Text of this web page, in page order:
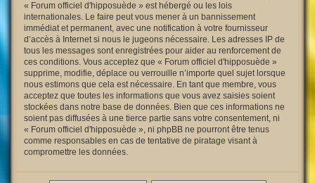
« Forum officiel d'hipposuède » est hébergé ou les lois
internationales. Le faire peut vous mener à un bannissement
immédiat et permanent, avec une notification à votre fournisseur
d’accès à Internet si nous le jugeons nécessaire. Les adresses IP de
tous les messages sont enregistrées pour aider au renforcement de
ces conditions. Vous acceptez que « Forum officiel d'hipposuède »
supprime, modifie, déplace ou verrouille n’importe quel sujet lorsque
nous estimons que cela est nécessaire. En tant que membre, vous
acceptez que toutes les informations que vous avez saisies soient
stockées dans notre base de données. Bien que ces informations ne
soient pas diffusées à une tierce partie sans votre consentement, ni
« Forum officiel d'hipposuède », ni phpBB ne pourront être tenus
comme responsables en cas de tentative de piratage visant à
compromettre les données.